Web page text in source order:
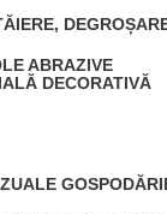
DECORATIVĂ
ABRAZIVE